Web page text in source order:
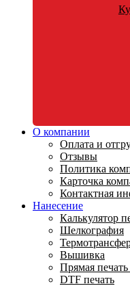
О компании
Оплата и
Отзывы
Политика
Карточка
Контактная
Нанесение
Калькулятор
Шелкография
Вышивка
Прямая
DTF печать